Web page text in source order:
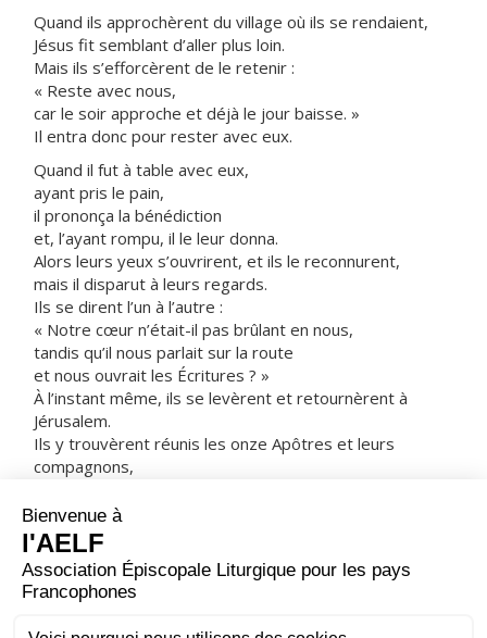
Quand ils approchèrent du village où ils se rendaient,
Jésus fit semblant d’aller plus loin.
Mais ils s’efforcèrent de le retenir :
« Reste avec nous,
car le soir approche et déjà le jour baisse. »
Il entra donc pour rester avec eux.
Quand il fut à table avec eux,
ayant pris le pain,
il prononça la bénédiction
et, l’ayant rompu, il le leur donna.
Alors leurs yeux s’ouvrirent, et ils le reconnurent,
mais il disparut à leurs regards.
Ils se dirent l’un à l’autre :
« Notre cœur n’était-il pas brûlant en nous,
tandis qu’il nous parlait sur la route
et nous ouvrait les Écritures ? »
À l’instant même, ils se levèrent et retournèrent à
Jérusalem.
Ils y trouvèrent réunis les onze Apôtres et leurs
compagnons,
« Le Seigneur est réellement ressuscité :
il est apparu à Simon-Pierre. »
À leur tour, ils racontaient ce qui s’était passé sur la
route,
et comment le Seigneur s’était fait reconnaître par eux
à la fraction du pain.